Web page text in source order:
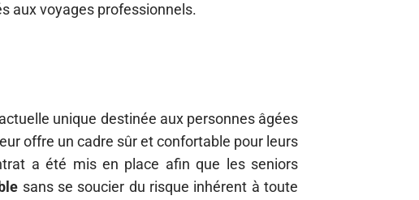
aux voyages professionnels.
unique destinée aux personnes âgées
offre un cadre sûr et confortable pour leurs
a été mis en place afin que les seniors
sans se soucier du risque inhérent à toute